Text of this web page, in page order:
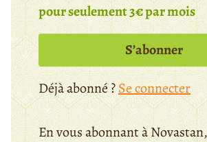
pour seulement 3€ par mois
S’abonner
Déjà abonné ?Se connecter
En vous abonnant à